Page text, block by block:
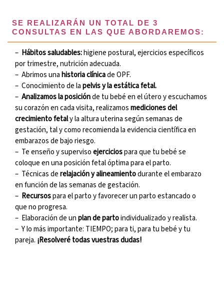
SE REALIZARÁN UN TOTAL DE 3
CONSULTAS EN LAS QUE ABORDAREMOS:
– Hábitos saludables:higiene postural, ejercicios específicos
por trimestre, nutrición adecuada.
– Abrimos una historia clínicade OPF.
– Conocimiento de la pelvis y la estática fetal.
– Analizamos la posiciónde tu bebé en el útero y escuchamos
su corazón en cada visita, realizamos mediciones del
crecimiento fetaly la altura uterina según semanas de
gestación, tal y como recomienda la evidencia científica en
embarazos de bajo riesgo.
– Te enseño y superviso ejerciciospara que tu bebé se
coloque en una posición fetal óptima para el parto.
– Técnicas de relajación y alineamientodurante el embarazo
en función de las semanas de gestación.
– Recursospara el parto y favorecer un parto estancado o
que no progresa.
– Elaboración de un plan de partoindividualizado y realista.
– Y lo más importante: TIEMPO; para ti, para tu bebé y tu
pareja. ¡Resolveré todas vuestras dudas!